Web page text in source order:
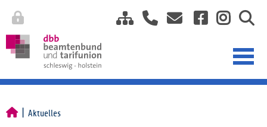
Aktuelles